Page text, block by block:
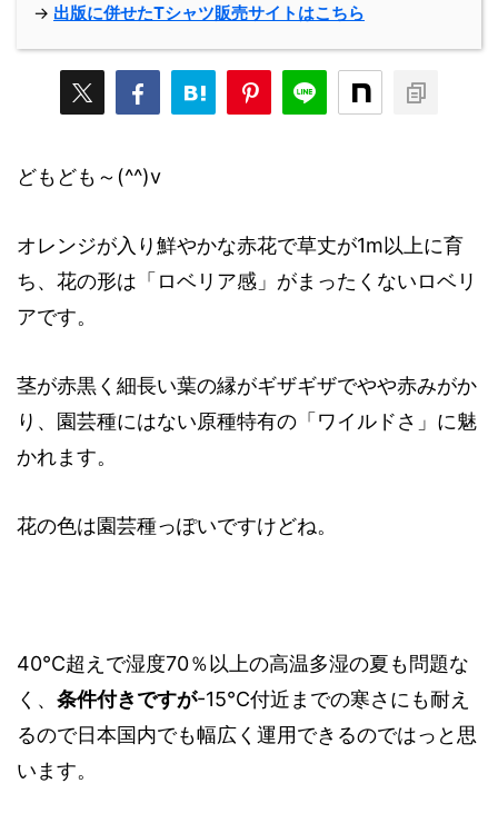
→ 出版に併せたTシャツ販売サイトはこちら
どもども～(^^)v
オレンジが入り鮮やかな赤花で草丈が1m以上に育
ち、花の形は「ロベリア感」がまったくないロベリ
アです。
茎が赤黒く細長い葉の縁がギザギザでやや赤みがか
り、園芸種にはない原種特有の「ワイルドさ」に魅
かれます。
花の色は園芸種っぽいですけどね。
40℃超えで湿度70％以上の高温多湿の夏も問題な
く、 条件付きですが-15℃付近までの寒さにも耐え
るので日本国内でも幅広く運用できるのではっと思
います。